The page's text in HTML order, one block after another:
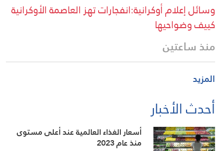
وسائل إعلام أوكرانية:انفجارات تهز العاصمة الأوكرانية
كييف وضواحيها
منذ ساعتين
المزيد
أحدث الأخبار
أسعار الغذاء العالمية عند أعلى مستوى
منذ عام 2023